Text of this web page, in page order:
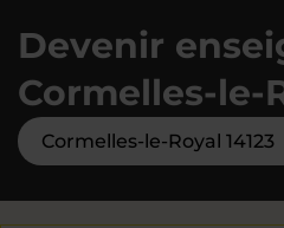
Devenir
Cormelles-le-